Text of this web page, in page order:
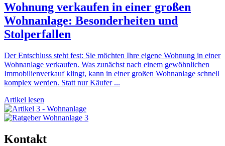
Wohnung verkaufen in einer großen
Wohnanlage: Besonderheiten und
Stolperfallen
Der Entschluss steht fest: Sie möchten Ihre eigene Wohnung in einer
Wohnanlage verkaufen. Was zunächst nach einem gewöhnlichen
Immobilienverkauf klingt, kann in einer großen Wohnanlage schnell
komplex werden. Statt nur Käufer ...
Artikel lesen
Kontakt